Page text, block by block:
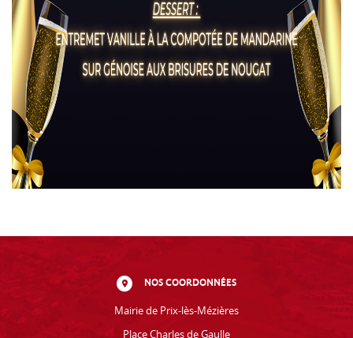
NOS COORDONNÉES
Mairie de Prix-lès-Mézières
Place Charles de Gaulle